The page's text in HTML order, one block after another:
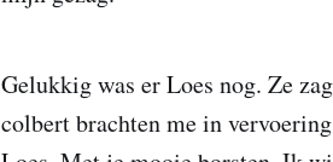
Gelukkig was er Loes nog. Ze
colbert brachten me in